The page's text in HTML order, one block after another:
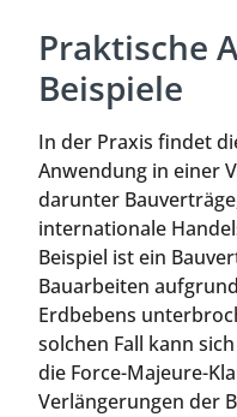
Praktische
Beispiele
In der Praxis findet
Anwendung in einer
darunter
internationale
Beispiel ist ein
Bauarbeiten
Erdbebens
solchen Fall kann
die Force-Majeure-
Verlängerungen der